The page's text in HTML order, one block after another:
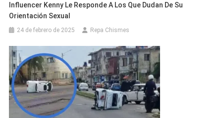
Influencer Kenny Le Responde A Los Que Dudan De Su
Orientación Sexual
24 de febrero de 2025 Repa Chismes